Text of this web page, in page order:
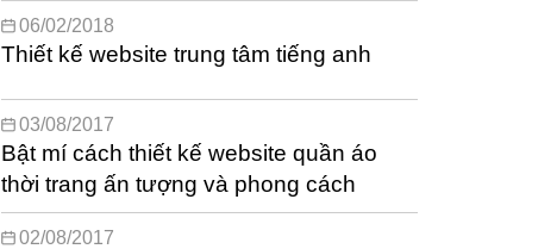
06/02/2018
Thiết kế website trung tâm tiếng anh
03/08/2017
Bật mí cách thiết kế website quần áo
thời trang ấn tượng và phong cách
02/08/2017